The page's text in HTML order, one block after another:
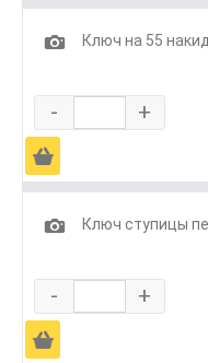
1
Ключ на 55
- +
Ä
1
Ключ ступицы
- +
Ä